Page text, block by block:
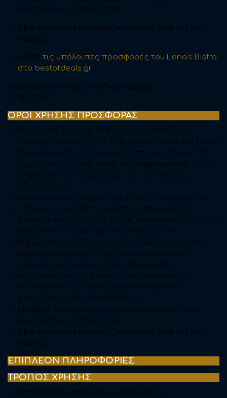
έως Σάββατο 17:00 – 20:00
Εξαιρούνται Κυριακές, επίσημες γιορτές και
αργίες.
Δείτε τις υπόλοιπες προσφορές του Lena’s Bistro
στο bestofdeals.gr
Ημερομηνία λήξης της Προσφοράς:
20-09-2026
ΟΡΟΙ ΧΡΗΣΗΣ ΠΡΟΣΦΟΡΑΣ
Κερδίστε Έκπτωση 20% για να απολαύστε
Snacks, Σαλάτες, Cafe, Ροφήματα, Γλυκά και Ποτά,
παραδίδοντας ή δείχνοντας στο κινητό σας την
Δωροεπιταγή σας – προ της παραγγελίας– στον
υπεύθυνο του καταστήματος που θα σας
εξυπηρετήσει.
Η Δωροεπιταγή ισχύει για Dine in παραγγελία.
Υπάρχει δυνατότητα χρήσης απεριορίστων
Δωροεπιταγών για να χρησιμοποιηθούν είτε από
εσάς είτε από άτομα της επιλογής σας.
Η Δωροεπιταγή δεν μπορεί να χρησιμοποιηθεί
αθροιστικά με άλλη τυχόν Δωροεπιταγή ή
προωθητική ενέργεια της επιχείρησης.
Η Δωροεπιταγή μπορεί να χρησιμοποιηθεί
συνδυαστικά με άλλες Δωροεπιταγές της
επιχείρησης στο bestofdeals.gr
Ωράριο Υλοποίησης Δωροεπιταγής: Δευτέρα
έως Σάββατο 17:00 – 20:00
Εξαιρούνται Κυριακές, επίσημες γιορτές και
αργίες.
ΕΠΙΠΛΕΟΝ ΠΛΗΡΟΦΟΡΙΕΣ
ΤΡΟΠΟΣ ΧΡΗΣΗΣ
Κατεβάζετε απλά στο κινητό σαςτη